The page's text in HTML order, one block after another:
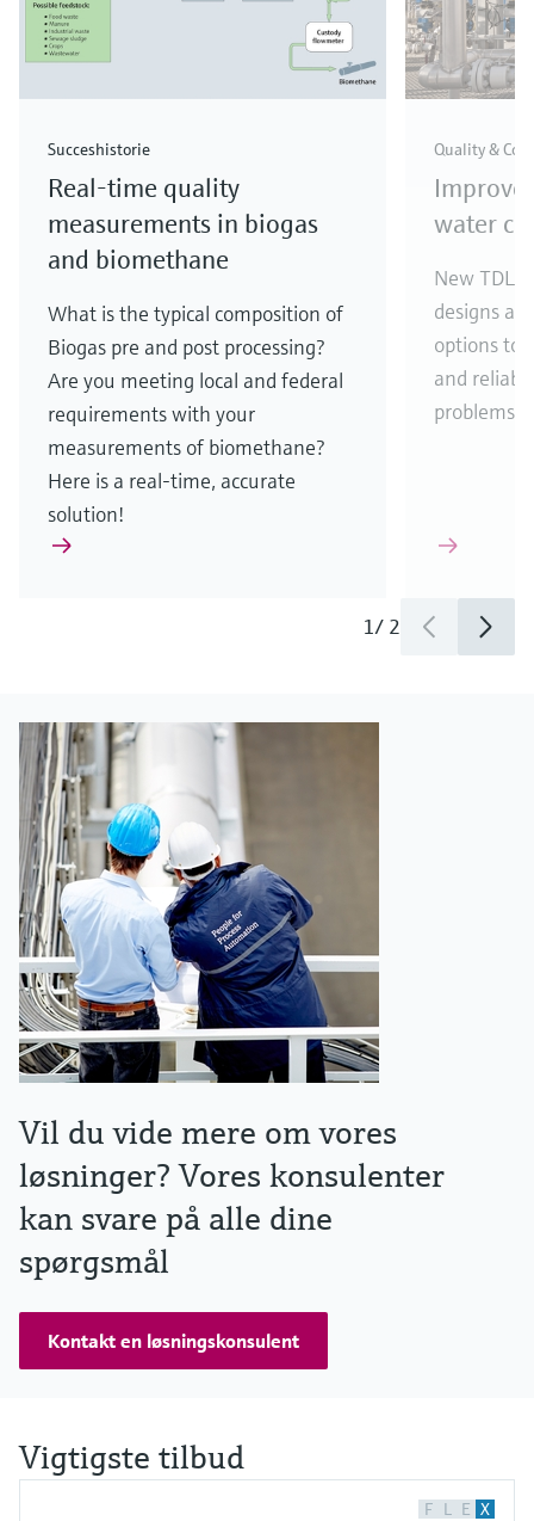
Succeshistorie
Real-time quality
measurements in biogas
and biomethane
What is the typical composition of
Biogas pre and post processing?
Are you meeting local and federal
requirements with your
measurements of biomethane?
Here is a real-time, accurate
solution!
Quality &
water
New
designs
options to
and
problems.
1/ 2
Vil du vide mere om vores
løsninger? Vores konsulenter
kan svare på alle dine
spørgsmål
Kontakt en løsningskonsulent
Vigtigste tilbud
F L E X